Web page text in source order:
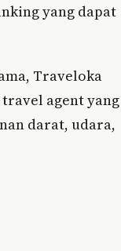
yang dapat
Traveloka
agent yang
darat, udara,